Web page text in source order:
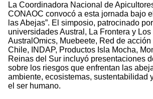
La Coordinadora Nacional de
CONAOC convocó a esta jornada bajo
las Abejas”. El simposio, patrocinado
universidades Austral, La Frontera y
AustralOmics, Muebeete, Red de
Chile, INDAP, Productos Isla Mocha,
Reinas del Sur incluyó presentaciones
sobre los riesgos que enfrentan las
ambiente, ecosistemas, sustentabilidad
el ser humano.